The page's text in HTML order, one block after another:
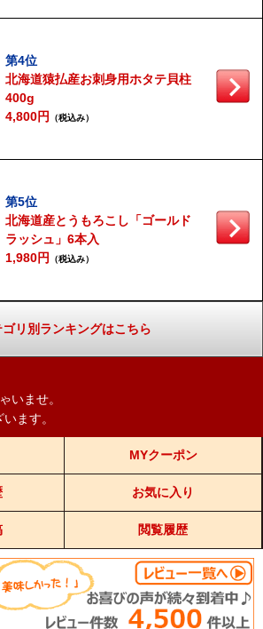
第4位
北海道猿払産お刺身用ホタテ貝柱
400g
4,800円
（税込み）
第5位
北海道産とうもろこし「ゴールド
ラッシュ」6本入
1,980円
（税込み）
ゴリ別ランキングはこちら
いませ。
ます。
MYクーポン
お気に入り
閲覧履歴